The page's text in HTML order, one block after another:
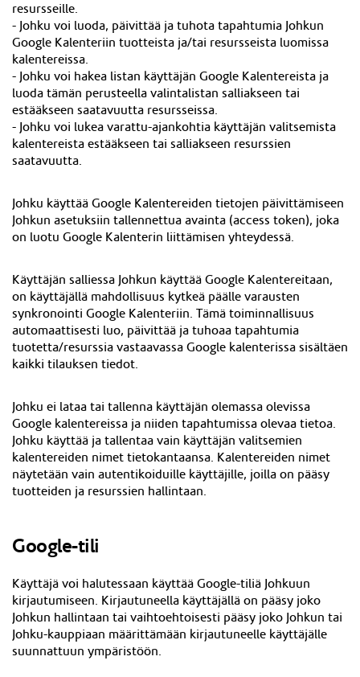
resursseille.
- Johku voi luoda, päivittää ja tuhota tapahtumia Johkun
Google Kalenteriin tuotteista ja/tai resursseista luomissa
kalentereissa.
- Johku voi hakea listan käyttäjän Google Kalentereista ja
luoda tämän perusteella valintalistan salliakseen tai
estääkseen saatavuutta resursseissa.
- Johku voi lukea varattu-ajankohtia käyttäjän valitsemista
kalentereista estääkseen tai salliakseen resurssien
saatavuutta.
Johku käyttää Google Kalentereiden tietojen päivittämiseen
Johkun asetuksiin tallennettua avainta (access token), joka
on luotu Google Kalenterin liittämisen yhteydessä.
Käyttäjän salliessa Johkun käyttää Google Kalentereitaan,
on käyttäjällä mahdollisuus kytkeä päälle varausten
synkronointi Google Kalenteriin. Tämä toiminnallisuus
automaattisesti luo, päivittää ja tuhoaa tapahtumia
tuotetta/resurssia vastaavassa Google kalenterissa sisältäen
kaikki tilauksen tiedot.
Johku ei lataa tai tallenna käyttäjän olemassa olevissa
Google kalentereissa ja niiden tapahtumissa olevaa tietoa.
Johku käyttää ja tallentaa vain käyttäjän valitsemien
kalentereiden nimet tietokantaansa. Kalentereiden nimet
näytetään vain autentikoiduille käyttäjille, joilla on pääsy
tuotteiden ja resurssien hallintaan.
Google-tili
Käyttäjä voi halutessaan käyttää Google-tiliä Johkuun
kirjautumiseen. Kirjautuneella käyttäjällä on pääsy joko
Johkun hallintaan tai vaihtoehtoisesti pääsy joko Johkun tai
Johku-kauppiaan määrittämään kirjautuneelle käyttäjälle
suunnattuun ympäristöön.